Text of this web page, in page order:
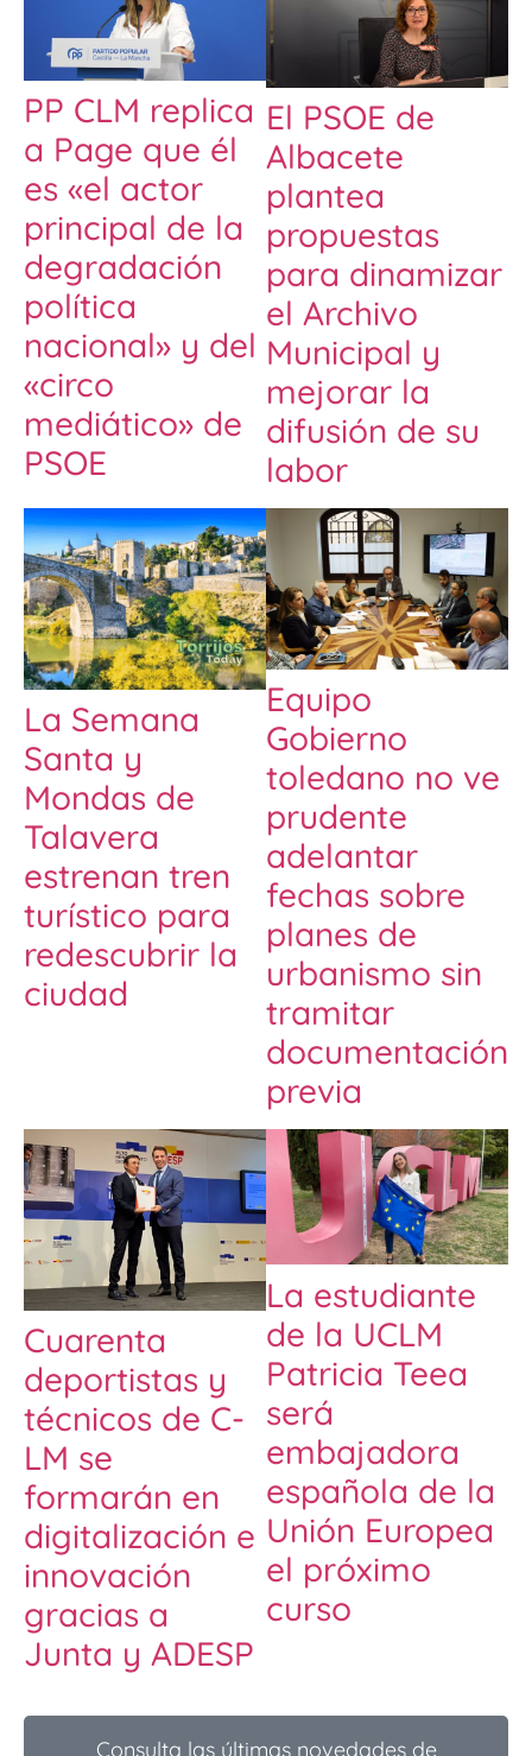
PP CLM replica
a Page que él
es «el actor
principal de la
degradación
política
nacional» y del
«circo
mediático» de
PSOE
El PSOE de
Albacete
plantea
propuestas
para dinamizar
el Archivo
Municipal y
mejorar la
difusión de su
labor
La Semana
Santa y
Mondas de
Talavera
estrenan tren
turístico para
redescubrir la
ciudad
Equipo
Gobierno
toledano no ve
prudente
adelantar
fechas sobre
planes de
urbanismo sin
tramitar
documentación
previa
Cuarenta
deportistas y
técnicos de C-
LM se
formarán en
digitalización e
innovación
gracias a
Junta y ADESP
La estudiante
de la UCLM
Patricia Teea
será
embajadora
española de la
Unión Europea
el próximo
curso
Consulta las últimas novedades de